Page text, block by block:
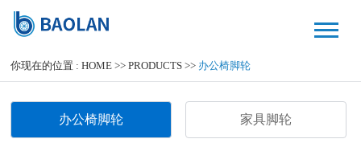
你现在的位置 :HOME >>PRODUCTS >> 办公椅脚轮
办公椅脚轮 家具脚轮